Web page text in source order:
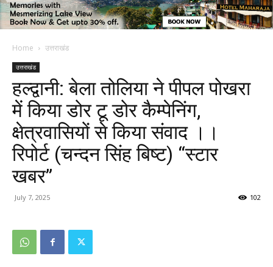
Home उत्तराखंड
उत्तराखंड
हल्द्वानी: बेला तोलिया ने पीपल पोखरा
में किया डोर टू डोर कैम्पेनिंग,
क्षेत्रवासियों से किया संवाद ।।
रिपोर्ट (चन्दन सिंह बिष्ट) “स्टार
खबर”
July 7, 2025 102